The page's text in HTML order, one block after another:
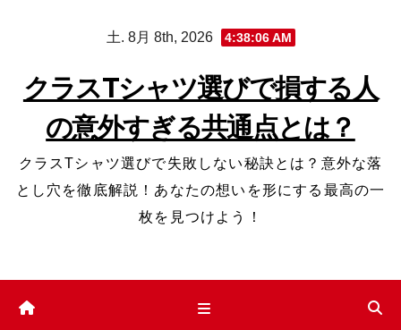
土. 8月 8th, 2026 4:38:07 AM
クラスTシャツ選びで損する人
の意外すぎる共通点とは？
クラスTシャツ選びで失敗しない秘訣とは？意外な落
とし穴を徹底解説！あなたの想いを形にする最高の一
枚を見つけよう！